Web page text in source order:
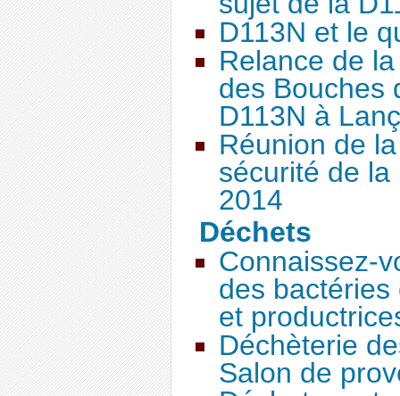
D113N et le
Relance de
des Bouches
D113N à
Réunion de
sécurité de la
2014
Déchets
Connaissez-
des
et
Déchèterie
Salon de